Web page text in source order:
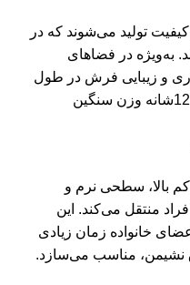
تولید می‌شوند که در
به‌ویژه در فضاهای
و زیبایی فرش در طول
تراکم بالا، سطحی نرم و
منتقل می‌کند. این
خانواده زمان زیادی
نشیمن، مناسب می‌سازد.